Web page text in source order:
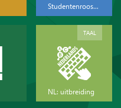
Studentenrooster
NL: uitbreiding
TAAL